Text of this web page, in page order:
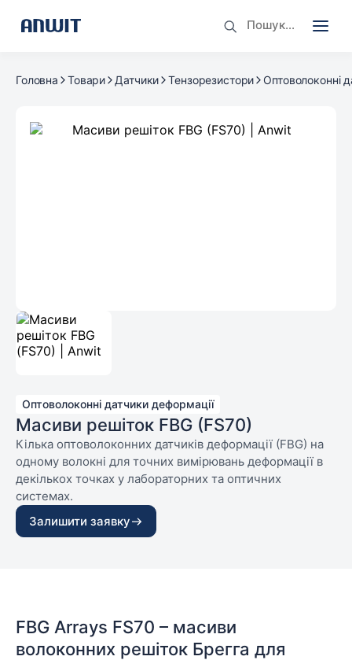
Головна Товари Датчики Тензорезистори Оптоволоконні
Оптоволоконні датчики деформації
Масиви решіток FBG (FS70)
Кілька оптоволоконних датчиків деформації (FBG) на
одному волокні для точних вимірювань деформації в
декількох точках у лабораторних та оптичних
системах.
Залишити заявку
FBG Arrays FS70 – масиви
волоконних решіток Брегга для